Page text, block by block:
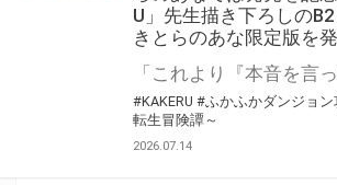
U」先生描き下ろしの
きとらのあな限定版を
#KAKERU #ふかふかダンジョ
転生冒険譚～
2026.07.14